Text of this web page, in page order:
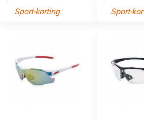
Sport-korting Sport-